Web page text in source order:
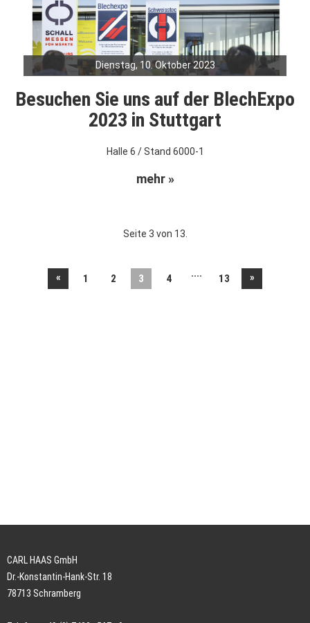
Dienstag, 10. Oktober 2023
Besuchen Sie uns auf der BlechExpo
2023 in Stuttgart
Halle 6 / Stand 6000-1
mehr »
Seite 3 von 13.
« 1 2 3 4 .... 13 »
CARL HAAS GmbH
Dr.-Konstantin-Hank-Str. 18
78713 Schramberg